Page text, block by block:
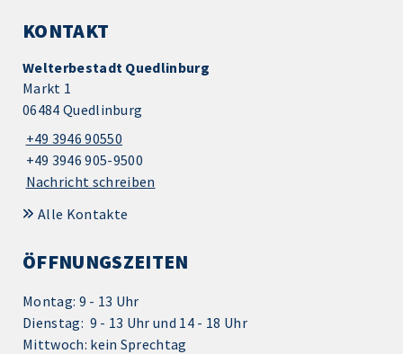
KONTAKT
Welterbestadt Quedlinburg
Markt 1
06484 Quedlinburg
+49 3946 90550
+49 3946 905-9500
Nachricht schreiben
Alle Kontakte
ÖFFNUNGSZEITEN
Montag: 9 - 13 Uhr
Dienstag: 9 - 13 Uhr und 14 - 18 Uhr
Mittwoch: kein Sprechtag